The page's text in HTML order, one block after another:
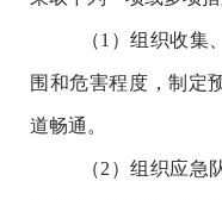
（1 ）组织收集
围和危害程度，制定
道畅通。
（2 ）组织应急